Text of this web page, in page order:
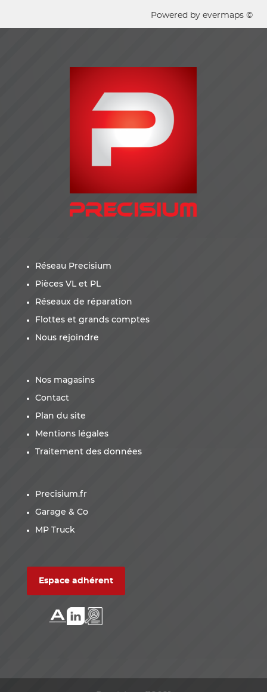
Powered by evermaps ©
Réseau Precisium
Pièces VL et PL
Réseaux de réparation
Flottes et grands comptes
Nous rejoindre
Nos magasins
Contact
Plan du site
Mentions légales
Traitement des données
Precisium.fr
Garage & Co
MP Truck
Espace adhérent